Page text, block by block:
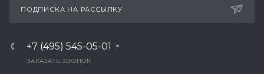
ПОДПИСКА НА РАССЫЛКУ
+7 (495) 545-05-01
ЗАКАЗАТЬ ЗВОНОК